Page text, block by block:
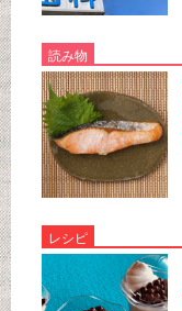
読み物
レシピ